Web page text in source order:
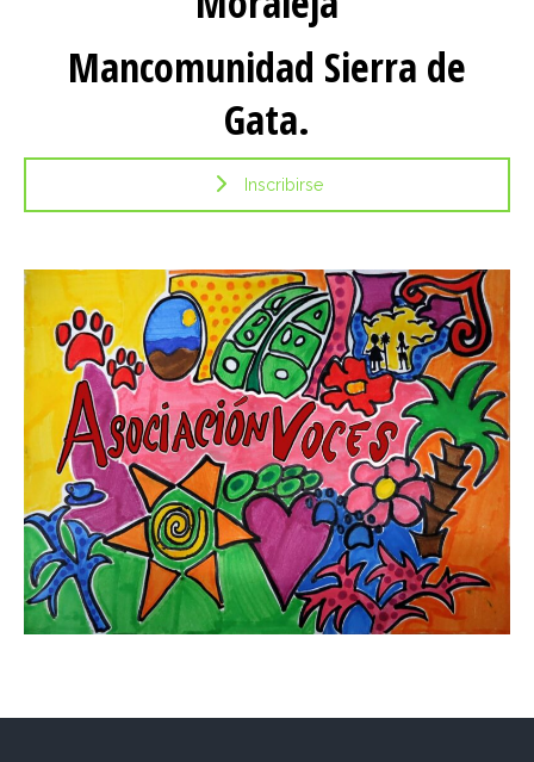
Mancomunidad Sierra de
Gata.
Inscribirse